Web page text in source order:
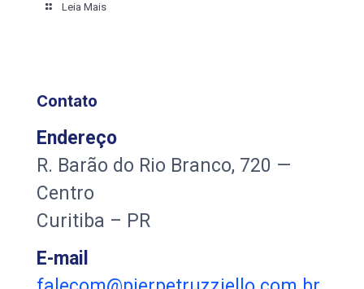
Leia Mais
Contato
Endereço
R. Barão do Rio Branco, 720 —
Centro
Curitiba – PR
E-mail